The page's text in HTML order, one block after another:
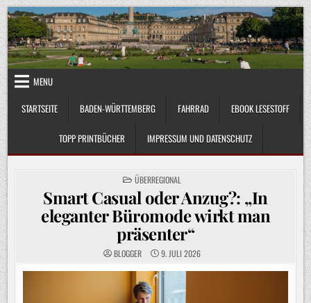
Skip
to
content
MENU
STARTSEITE
BADEN-WÜRTTEMBERG FAHRRAD EBOOK LESESTOFF
TOPP PRINTBÜCHER IMPRESSUM UND DATENSCHUTZ
POSTED
IN
ÜBERREGIONAL
Smart Casual oder Anzug?: „In
eleganter Büromode wirkt man
präsenter“
BLOGGER 9. JULI 2026